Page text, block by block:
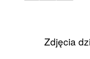
Zdjęcia